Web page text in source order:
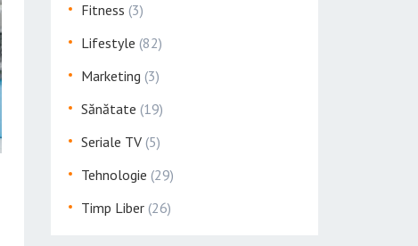
Fitness (3)
Lifestyle (82)
Marketing (3)
Sănătate (19)
Seriale TV (5)
Tehnologie (29)
Timp Liber (26)